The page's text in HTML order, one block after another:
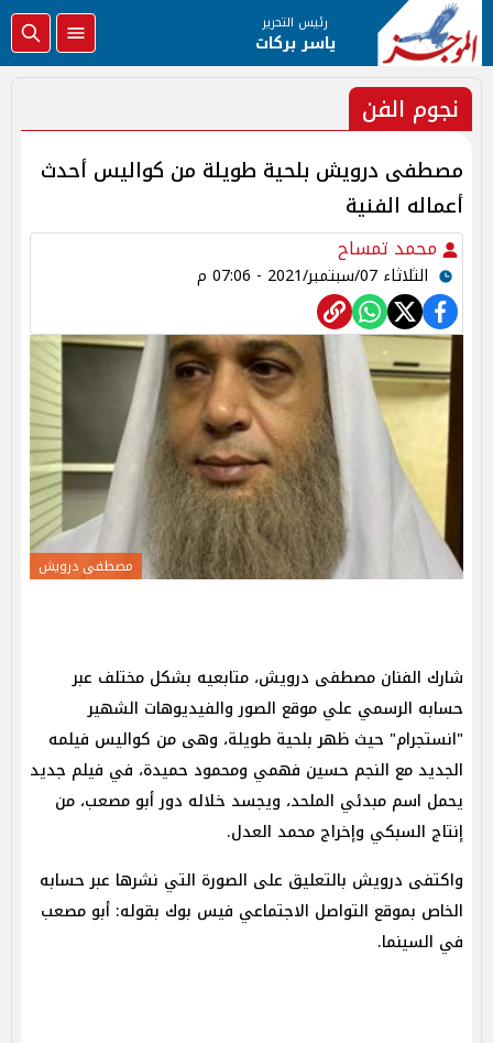
رئيس التحرير
ياسر بركات
نجوم الفن
مصطفى درويش بلحية طويلة من كواليس أحدث
أعماله الفنية
محمد تمساح
الثلاثاء 07/سبتمبر/2021 - 07:06 م
مصطفى درويش
شارك الفنان مصطفى درويش، متابعيه بشكل مختلف عبر
حسابه الرسمي علي موقع الصور والفيديوهات الشهير
"انستجرام" حيث ظهر بلحية طويلة، وهى من كواليس فيلمه
الجديد مع النجم حسين فهمي ومحمود حميدة، في فيلم جديد
يحمل اسم مبدئي الملحد، ويجسد خلاله دور أبو مصعب، من
إنتاج السبكي وإخراج محمد العدل.
واكتفى درويش بالتعليق على الصورة التي نشرها عبر حسابه
الخاص بموقع التواصل الاجتماعي فيس بوك بقوله: أبو مصعب
في السينما.